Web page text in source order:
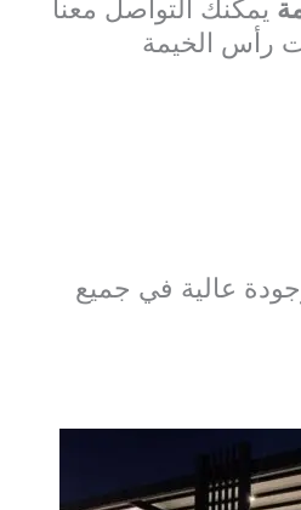
يمكنك التواصل معنا
رأس الخيمة
عالية في جميع